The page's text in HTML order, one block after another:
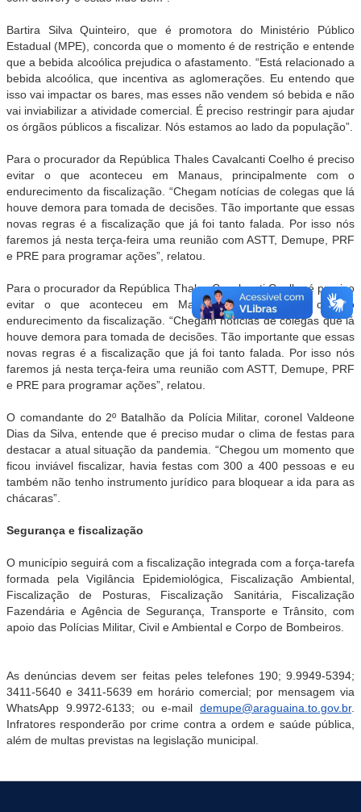
Bartira Silva Quinteiro, que é promotora do Ministério Público
Estadual (MPE), concorda que o momento é de restrição e entende
que a bebida alcoólica prejudica o afastamento. “Está relacionado a
bebida alcoólica, que incentiva as aglomerações. Eu entendo que
isso vai impactar os bares, mas esses não vendem só bebida e não
vai inviabilizar a atividade comercial. É preciso restringir para ajudar
os órgãos públicos a fiscalizar. Nós estamos ao lado da população”.
Para o procurador da República Thales Cavalcanti Coelho é preciso
evitar o que aconteceu em Manaus, principalmente com o
endurecimento da fiscalização. “Chegam notícias de colegas que lá
houve demora para tomada de decisões. Tão importante que essas
novas regras é a fiscalização que já foi tanto falada. Por isso nós
faremos já nesta terça-feira uma reunião com ASTT, Demupe, PRF
e PRE para programar ações”, relatou.
Para o procurador da República Thales Cavalcanti Coelho é preciso
evitar o que aconteceu em Manaus, principalmente com o
endurecimento da fiscalização. “Chegam notícias de colegas que lá
houve demora para tomada de decisões. Tão importante que essas
novas regras é a fiscalização que já foi tanto falada. Por isso nós
faremos já nesta terça-feira uma reunião com ASTT, Demupe, PRF
e PRE para programar ações”, relatou.
O comandante do 2º Batalhão da Polícia Militar, coronel Valdeone
Dias da Silva, entende que é preciso mudar o clima de festas para
destacar a atual situação da pandemia. “Chegou um momento que
ficou inviável fiscalizar, havia festas com 300 a 400 pessoas e eu
também não tenho instrumento jurídico para bloquear a ida para as
chácaras”.
Segurança e fiscalização
O município seguirá com a fiscalização integrada com a força-tarefa
formada pela Vigilância Epidemiológica, Fiscalização Ambiental,
Fiscalização de Posturas, Fiscalização Sanitária, Fiscalização
Fazendária e Agência de Segurança, Transporte e Trânsito, com
apoio das Polícias Militar, Civil e Ambiental e Corpo de Bombeiros.
As denúncias devem ser feitas peles telefones 190; 9.9949-5394;
3411-5640 e 3411-5639 em horário comercial; por mensagem via
WhatsApp 9.9972-6133; ou e-mail demupe@araguaina.to.gov.br.
Infratores responderão por crime contra a ordem e saúde pública,
além de multas previstas na legislação municipal.